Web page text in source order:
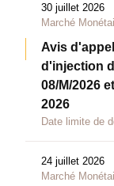
30 juillet 2026
Marché
Avis
d'injection
08/M/2026
2026
Date limite de
24 juillet 2026
Marché